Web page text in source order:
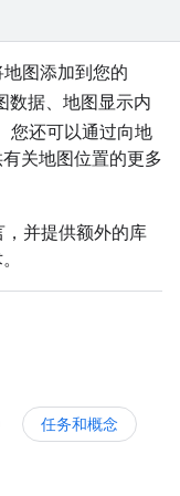
图添加到您的
数据、地图显示内
您还可以通过向地
关地图位置的更多
，并提供额外的库
任务和概念